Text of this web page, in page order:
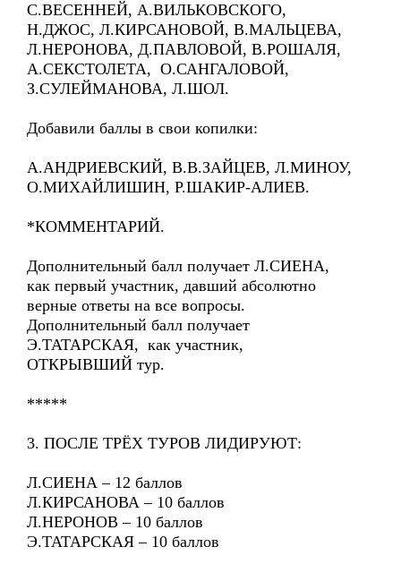
С.ВЕСЕННЕЙ, А.ВИЛЬКОВСКОГО,
Н.ДЖОС, Л.КИРСАНОВОЙ, В.МАЛЬЦЕВА,
Л.НЕРОНОВА, Д.ПАВЛОВОЙ, В.РОШАЛЯ,
А.СЕКСТОЛЕТА, О.САНГАЛОВОЙ,
З.СУЛЕЙМАНОВА, Л.ШОЛ.
Добавили баллы в свои копилки:
А.АНДРИЕВСКИЙ, В.В.ЗАЙЦЕВ, Л.МИНОУ,
О.МИХАЙЛИШИН, Р.ШАКИР-АЛИЕВ.
*КОММЕНТАРИЙ.
Дополнительный балл получает Л.СИЕНА,
как первый участник, давший абсолютно
верные ответы на все вопросы.
Дополнительный балл получает
Э.ТАТАРСКАЯ, как участник,
ОТКРЫВШИЙ тур.
*****
3. ПОСЛЕ ТРЁХ ТУРОВ ЛИДИРУЮТ:
Л.СИЕНА – 12 баллов
Л.КИРСАНОВА – 10 баллов
Л.НЕРОНОВ – 10 баллов
Э.ТАТАРСКАЯ – 10 баллов